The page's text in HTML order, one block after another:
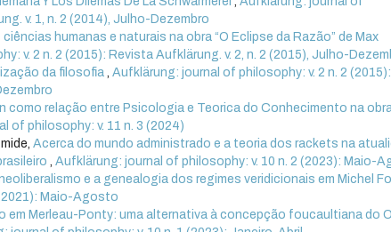
v. 1, n. 2 (2014), Julho-Dezembro
humanas e naturais na obra “O Eclipse da Razão” de Max
v. 2 n. 2 (2015): Revista Aufklärung. v. 2, n. 2 (2015), Julho-
da filosofia,Aufklärung: journal of philosophy: v. 2 n. 2 (2015):
como relação entre Psicologia e Teorica do Conhecimento na
of philosophy: v. 11 n. 3 (2024)
Acerca do mundo administrado e a teoria dos rackets na
,Aufklärung: journal of philosophy: v. 10 n. 2 (2023): Maio-
e a genealogia dos regimes veridicionais em Michel
Maio-Agosto
em Merleau-Ponty: uma alternativa à concepção foucaultiana do